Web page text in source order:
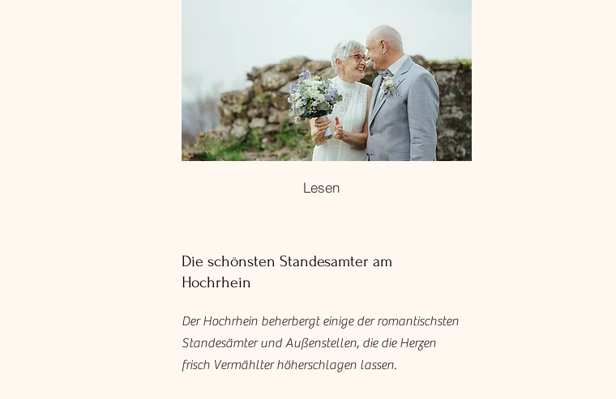
Lesen
Die schönsten Standesamter am
Hochrhein
Der Hochrhein beherbergt einige der romantischsten
Standesämter und Außenstellen, die die Herzen
frisch Vermählter höherschlagen lassen.